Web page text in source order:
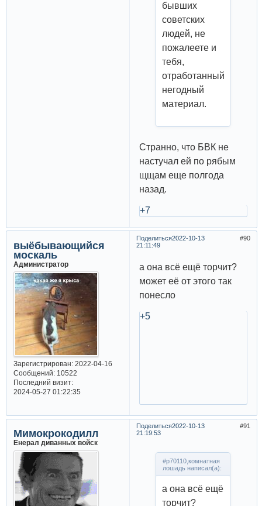
бывших
советских
людей, не
пожалеете и
тебя,
отработанный
негодный
материал.
Странно, что БВК не
настучал ей по рябым
щщам еще полгода
назад.
+7
Поделиться 90
2022-10-13
21:11:49
выёбывающийся
москаль
Администратор
Зарегистрирован: 2022-04-16
Сообщений:10522
Последний визит:
2024-05-27 01:22:35
а она всё ещё торчит?
может её от этого так
понесло
+5
Поделиться 91
2022-10-13
21:19:53
Мимокрокодилл
Енерал диванных войск
#p70110,комнатная
лошадь написал(а):
а она всё ещё
торчит?